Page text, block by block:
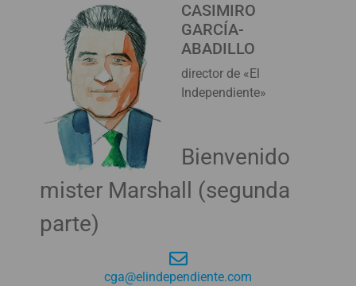
CASIMIRO
GARCÍA-
ABADILLO
director de «El
Independiente»
Bienvenido
mister Marshall (segunda
parte)
cga@elindependiente.com